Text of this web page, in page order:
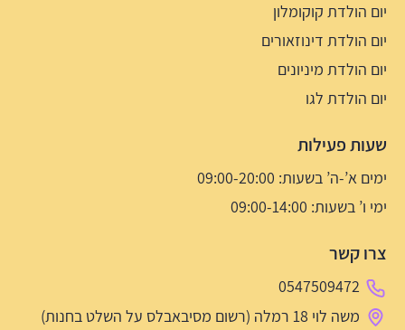
יום הולדת קוקומלון
יום הולדת דינוזאורים
יום הולדת מיניונים
יום הולדת לגו
שעות פעילות
ימים א’-ה’ בשעות: 09:00-20:00
ימי ו’ בשעות: 09:00-14:00
צרו קשר
0547509472
משה לוי 18 רמלה (רשום מסיבאבלס על השלט בחנות)